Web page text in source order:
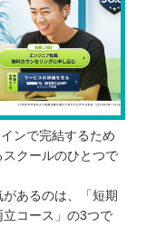
ンで完結するため
クールのひとつで
あるのは、「短期
コース」の3つで